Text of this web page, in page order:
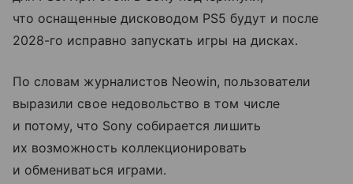
что оснащенные дисководом PS5 будут и после
2028-го исправно запускать игры на дисках.
По словам журналистов Neowin, пользователи
выразили свое недовольство в том числе
и потому, что Sony собирается лишить
их возможность коллекционировать
и обмениваться играми.